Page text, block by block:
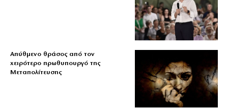
Απύθμενο θράσος από τον
χειρότερο πρωθυπουργό της
Μεταπολίτευσης